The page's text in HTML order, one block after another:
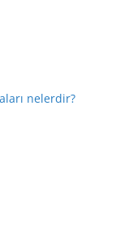
nelerdir?